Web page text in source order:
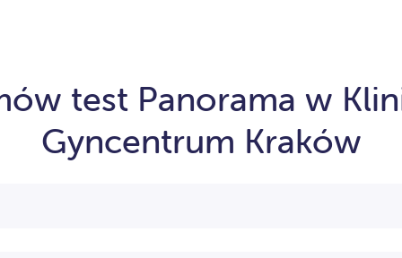
test Panorama w
Gyncentrum Kraków